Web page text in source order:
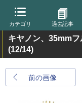
カテゴリ 過去記事
キヤノン、35mmフ
(12/14)
前の画像